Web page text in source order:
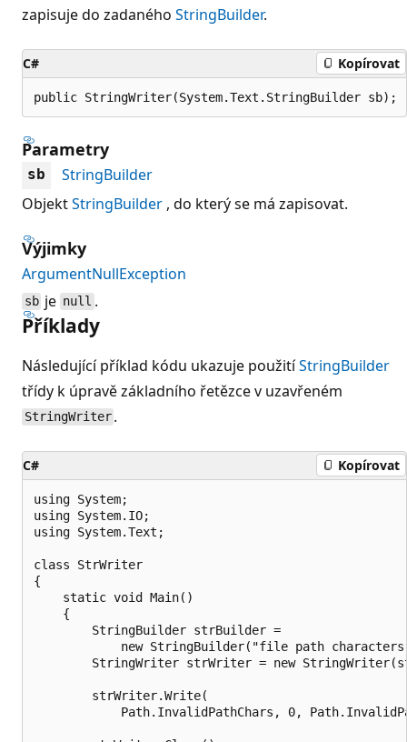
zapisuje do zadaného StringBuilder.
C# Kopírovat
public StringWriter(System.Text.StringBuilder sb);
Parametry
sb
StringBuilder
ObjektStringBuilder , do který se má zapisovat.
Výjimky
ArgumentNullException
sb je null .
Příklady
Následující příklad kódu ukazuje použitíStringBuilder
třídy k úpravě základního řetězce v uzavřeném
StringWriter .
C# Kopírovat
using System;
using System.IO;
using System.Text;
class StrWriter
{
    static void Main()
    {
        StringBuilder strBuilder =
new StringBuilder("file path
StringWriter strWriter = new
        strWriter.Write(
Path.InvalidPathChars, 0,